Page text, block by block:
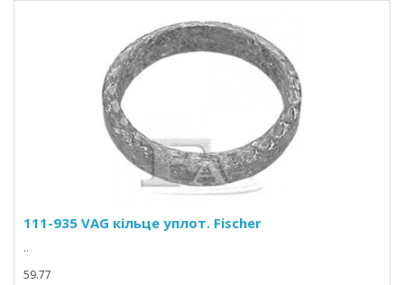
111-935 VAG кільце уплот. Fischer
..
59.77